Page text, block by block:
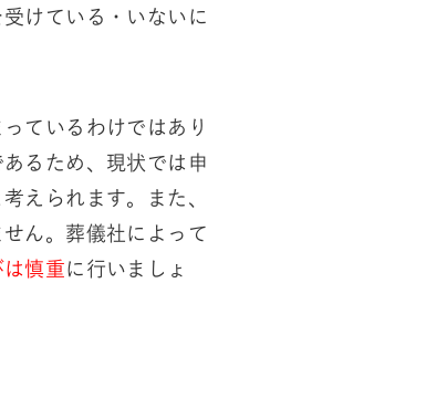
けている・いないに
ているわけではあり
るため、現状では申
えられます。また、
ん。葬儀社によって
慎重に行いましょ